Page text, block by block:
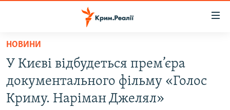
Перейти
основного
матеріалу
Перейти
до
ВІДЕО ТА ФОТО
НОВИНИ
У Києві відбудеться прем’єра
документального фільму «Голос
Криму. Наріман Джелял»